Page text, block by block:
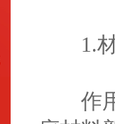
1.材
作用